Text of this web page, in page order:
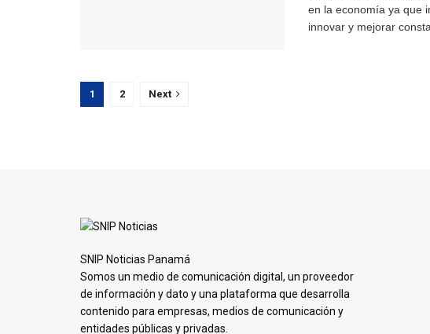
en la economía ya que
innovar y mejorar
1 2 Next
SNIP Noticias Panamá
Somos un medio de comunicación digital, un proveedor
de información y dato y una plataforma que desarrolla
contenido para empresas, medios de comunicación y
entidades públicas y privadas.